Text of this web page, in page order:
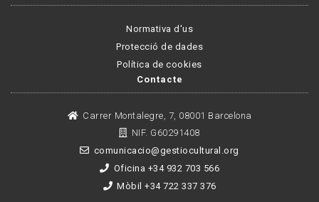
Normativa d'us
Protecció de dades
Política de cookies
Contacte
Carrer Montalegre, 7, 08001 Barcelona
NIF. G60291408
comunicacio@gestiocultural.org
Oficina +34 932 703 566
Mòbil +34 722 337 376